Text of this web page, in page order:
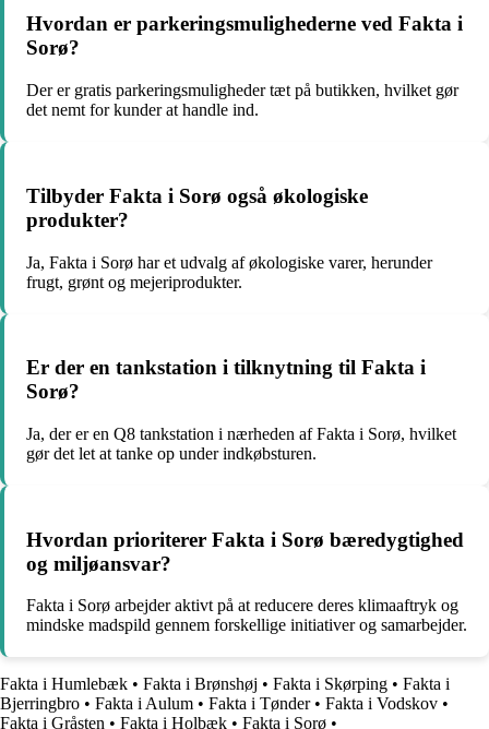
Hvordan er parkeringsmulighederne ved Fakta i
Sorø?
Der er gratis parkeringsmuligheder tæt på butikken, hvilket gør
det nemt for kunder at handle ind.
Tilbyder Fakta i Sorø også økologiske
produkter?
Ja, Fakta i Sorø har et udvalg af økologiske varer, herunder
frugt, grønt og mejeriprodukter.
Er der en tankstation i tilknytning til Fakta i
Sorø?
Ja, der er en Q8 tankstation i nærheden af Fakta i Sorø, hvilket
gør det let at tanke op under indkøbsturen.
Hvordan prioriterer Fakta i Sorø bæredygtighed
og miljøansvar?
Fakta i Sorø arbejder aktivt på at reducere deres klimaaftryk og
mindske madspild gennem forskellige initiativer og samarbejder.
Fakta i Humlebæk • Fakta i Brønshøj • Fakta i Skørping • Fakta i
Bjerringbro • Fakta i Aulum • Fakta i Tønder• Fakta i Vodskov •
Fakta i Gråsten • Fakta i Holbæk • Fakta i Sorø •